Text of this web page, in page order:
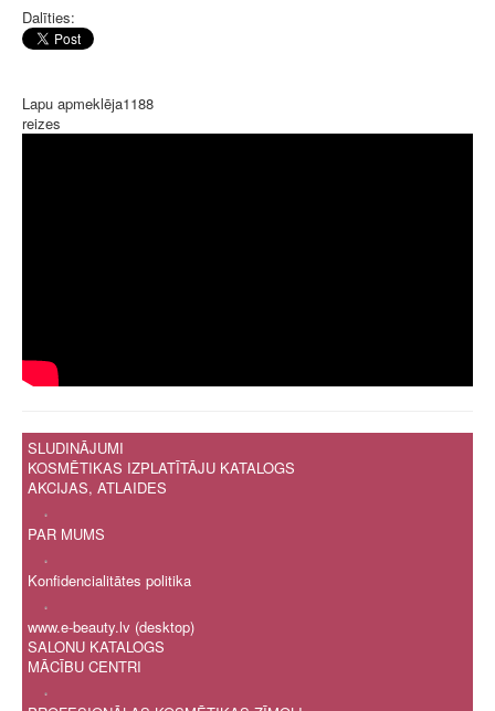
Dalīties:
Lapu apmeklēja1188
reizes
SLUDINĀJUMI
KOSMĒTIKAS IZPLATĪTĀJU KATALOGS
AKCIJAS, ATLAIDES
.
PAR MUMS
.
Konfidencialitātes politika
.
www.e-beauty.lv (desktop)
SALONU KATALOGS
MĀCĪBU CENTRI
.